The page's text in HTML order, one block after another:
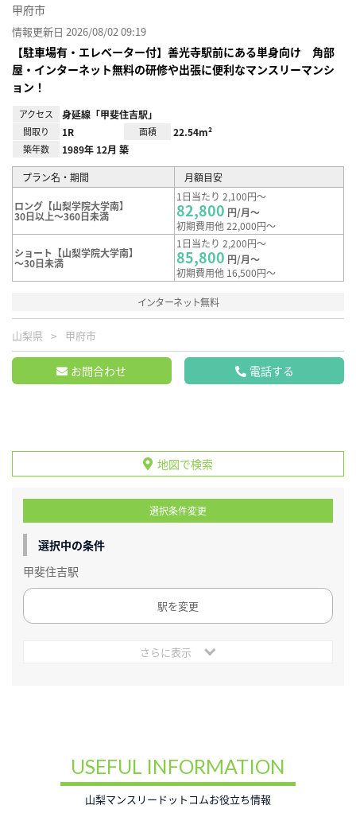
甲府市
情報更新日 2026/08/02 09:19
【駐車場有・エレベーター付】善光寺駅前にある単身向け 角部
屋・インターネット無料の研修や出張に便利なマンスリーマンシ
ョン！
アクセス 身延線「甲斐住吉駅」
間取り 1R 面積 22.54m²
築年数 1989年 12月 築
プラン名・期間 月額目安
ロング【山梨学院大学南】
30日以上～360日未満
1日当たり 2,100円～
82,800 円/月～
初期費用他 22,000円～
ショート【山梨学院大学南】
～30日未満
1日当たり 2,200円～
85,800 円/月～
初期費用他 16,500円～
インターネット無料
山梨県 甲府市
お問合わせ 電話する
地図で検索
選択条件変更
選択中の条件
甲斐住吉駅
駅を変更
さらに表示
USEFUL INFORMATION
山梨マンスリードットコムお役立ち情報